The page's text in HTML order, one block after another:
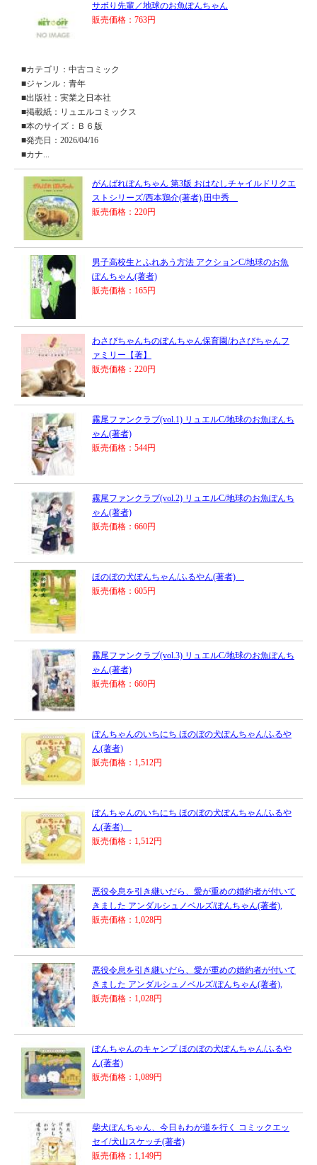
サボり先輩／地球のお魚ぽんちゃん
販売価格：763円
■カテゴリ：中古コミック
■ジャンル：青年
■出版社：実業之日本社
■掲載紙：リュエルコミックス
■本のサイズ：Ｂ６版
■発売日：2026/04/16
■カナ...
がんばれぽんちゃん 第3版 おはなしチャイルドリクエ
ストシリーズ/西本鶏介(著者),田中秀
販売価格：220円
男子高校生とふれあう方法 アクションC/地球のお魚
ぽんちゃん(著者)
販売価格：165円
わさびちゃんちのぽんちゃん保育園/わさびちゃんフ
ァミリー【著】
販売価格：220円
霧尾ファンクラブ(vol.1) リュエルC/地球のお魚ぽんち
ゃん(著者)
販売価格：544円
霧尾ファンクラブ(vol.2) リュエルC/地球のお魚ぽんち
ゃん(著者)
販売価格：660円
ほのぼの犬ぽんちゃん/ふるやん(著者)
販売価格：605円
霧尾ファンクラブ(vol.3) リュエルC/地球のお魚ぽんち
ゃん(著者)
販売価格：660円
ぽんちゃんのいちにち ほのぼの犬ぽんちゃん/ふるや
ん(著者)
販売価格：1,512円
ぽんちゃんのいちにち ほのぼの犬ぽんちゃん/ふるや
ん(著者)
販売価格：1,512円
悪役令息を引き継いだら、愛が重めの婚約者が付いて
きました アンダルシュノベルズ/ぽんちゃん(著者),
販売価格：1,028円
悪役令息を引き継いだら、愛が重めの婚約者が付いて
きました アンダルシュノベルズ/ぽんちゃん(著者),
販売価格：1,028円
ぽんちゃんのキャンプ ほのぼの犬ぽんちゃん/ふるや
ん(著者)
販売価格：1,089円
柴犬ぽんちゃん、今日もわが道を行く コミックエッ
セイ/犬山スケッチ(著者)
販売価格：1,149円